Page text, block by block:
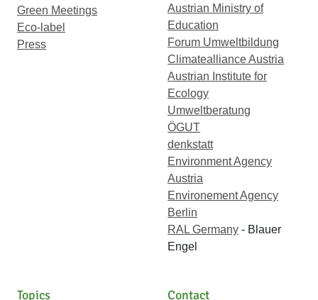
Green Meetings
Eco-label
Press
Austrian Ministry of
Education
Forum Umweltbildung
Climatealliance Austria
Austrian Institute for
Ecology
Umweltberatung
ÖGUT
denkstatt
Environment Agency
Austria
Environement Agency
Berlin
RAL Germany - Blauer
Engel
Topics Contact